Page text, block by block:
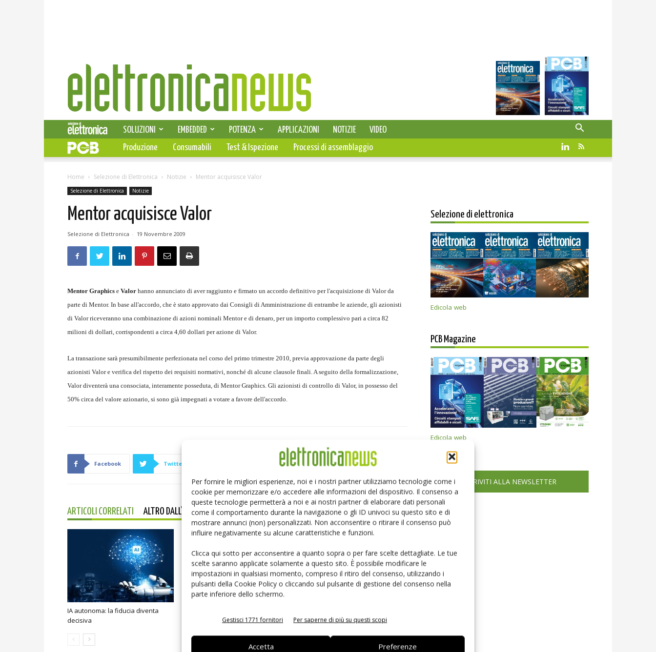
Per fornire le migliori esperienze, noi e i nostri partner utilizziamo tecnologie come i
cookie per memorizzare e/o accedere alle informazioni del dispositivo. Il consenso a
queste tecnologie permetterà a noi e ai nostri partner di elaborare dati personali
come il comportamento durante la navigazione o gli ID univoci su questo sito e di
mostrare annunci (non) personalizzati. Non acconsentire o ritirare il consenso può
influire negativamente su alcune caratteristiche e funzioni.
Clicca qui sotto per acconsentire a quanto sopra o per fare scelte dettagliate. Le tue
scelte saranno applicate solamente a questo sito. È possibile modificare le
impostazioni in qualsiasi momento, compreso il ritiro del consenso, utilizzando i
pulsanti della Cookie Policy o cliccando sul pulsante di gestione del consenso nella
parte inferiore dello schermo.
Gestisci 1771 fornitori Per saperne di più su questi scopi
Accetta Preferenze
Elettronica
News
SELEZIONE DI ELETTRONICA
SOLUZIONI EMBEDDED POTENZA APPLICAZIONI NOTIZIE
VIDEO
PCB
Produzione Consumabili Test & Ispezione Processi di assemblaggio
Home Selezione di Elettronica Notizie Mentor acquisisce Valor
Selezione di Elettronica Notizie
Mentor acquisisce Valor
Selezione di Elettronica - 19 Novembre 2009
Mentor Graphics e Valor hanno annunciato di aver raggiunto e firmato un accordo definitivo per l'acquisizione di Valor da
parte di Mentor. In base all'accordo, che è stato approvato dai Consigli di Amministrazione di entrambe le aziende, gli azionisti
di Valor riceveranno una combinazione di azioni nominali Mentor e di denaro, per un importo complessivo pari a circa 82
milioni di dollari, corrispondenti a circa 4,60 dollari per azione di Valor.
La transazione sarà presumibilmente perfezionata nel corso del primo trimestre 2010, previa approvazione da parte degli
azionisti Valor e verifica del rispetto dei requisiti normativi, nonché di alcune clausole finali. A seguito della formalizzazione,
Valor diventerà una consociata, interamente posseduta, di Mentor Graphics. Gli azionisti di controllo di Valor, in possesso del
50% circa del valore azionario, si sono già impegnati a votare a favore dell'accordo.
Facebook Twitter Pinterest Email
ARTICOLI CORRELATI ALTRO DALL'AUTORE
IA autonoma: la fiducia diventa
decisiva
sicurezza e interoperabilità
agentica per l’EDA
Selezione di elettronica
Edicola web
PCB Magazine
Edicola web
ISCRIVITI ALLA NEWSLETTER